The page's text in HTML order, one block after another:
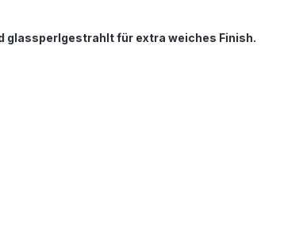
glassperlgestrahlt für extra weiches Finish.